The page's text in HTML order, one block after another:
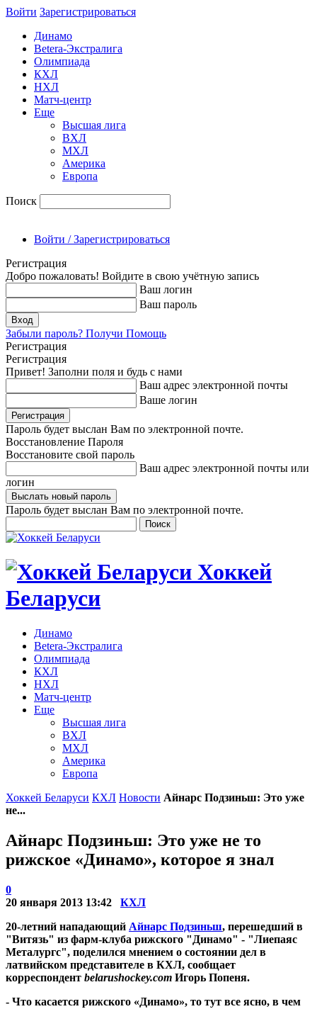
Войти Зарегиcтрироваться
Динамо
Betera-Экстралига
Олимпиада
КХЛ
НХЛ
Матч-центр
Еще
Высшая лига
ВХЛ
МХЛ
Америка
Европа
Поиск
Войти / Зарегистрироваться
Регистрация
Добро пожаловать! Войдите в свою учётную запись
Ваш логин
Ваш пароль
Забыли пароль? Получи Помощь
Регистрация
Регистрация
Привет! Заполни поля и будь с нами
Ваш адрес электронной почты
Ваше логин
Пароль будет выслан Вам по электронной почте.
Восстановление Пароля
Восстановите свой пароль
Ваш адрес электронной почты или
логин
Пароль будет выслан Вам по электронной почте.
Хоккей
Беларуси
Динамо
Betera-Экстралига
Олимпиада
КХЛ
НХЛ
Матч-центр
Еще
Высшая лига
ВХЛ
МХЛ
Америка
Европа
Хоккей Беларуси КХЛ Новости Айнарс Подзиньш: Это уже
не...
Айнарс Подзиньш: Это уже не то
рижское «Динамо», которое я знал
0
20 января 2013 13:42
КХЛ
20-летний нападающий Айнарс Подзиньш, перешедший в
"Витязь" из фарм-клуба рижского "Динамо" - "Лиепаяс
Металургс", поделился мнением о состоянии дел в
латвийском представителе в КХЛ, сообщает
корреспондент belarushockey.com Игорь Попеня.
- Что касается рижского «Динамо», то тут все ясно, в чем